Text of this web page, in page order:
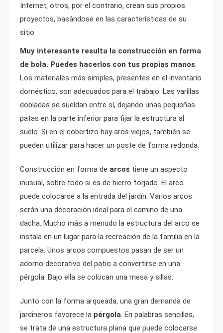
Internet, otros, por el contrario, crean sus propios
proyectos, basándose en las características de su
sitio.
Muy interesante resulta la construcción en forma
de bola. Puedes hacerlos con tus propias manos.
Los materiales más simples, presentes en el inventario
doméstico, son adecuados para el trabajo. Las varillas
dobladas se sueldan entre sí, dejando unas pequeñas
patas en la parte inferior para fijar la estructura al
suelo. Si en el cobertizo hay aros viejos, también se
pueden utilizar para hacer un poste de forma redonda.
Construcción en forma de arcos tiene un aspecto
inusual, sobre todo si es de hierro forjado. El arco
puede colocarse a la entrada del jardín. Varios arcos
serán una decoración ideal para el camino de una
dacha. Mucho más a menudo la estructura del arco se
instala en un lugar para la recreación de la familia en la
parcela. Unos arcos compuestos pasan de ser un
adorno decorativo del patio a convertirse en una
pérgola. Bajo ella se colocan una mesa y sillas.
Junto con la forma arqueada, una gran demanda de
jardineros favorece la pérgola. En palabras sencillas,
se trata de una estructura plana que puede colocarse